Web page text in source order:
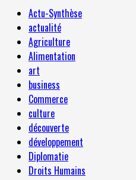
Actu-Synthèse
actualité
Agriculture
Alimentation
art
business
Commerce
culture
découverte
développement
Diplomatie
Droits Humains